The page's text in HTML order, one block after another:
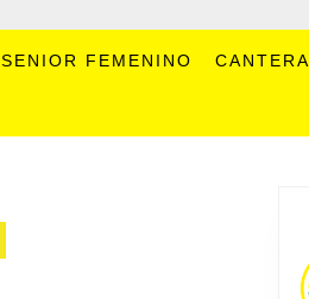
SENIOR FEMENINO CANTERA